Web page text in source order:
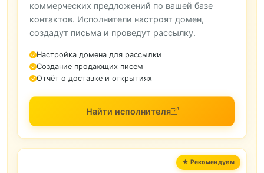
коммерческих предложений по вашей базе
контактов. Исполнители настроят домен,
создадут письма и проведут рассылку.
Настройка домена для рассылки
Создание продающих писем
Отчёт о доставке и открытиях
Найти исполнителя